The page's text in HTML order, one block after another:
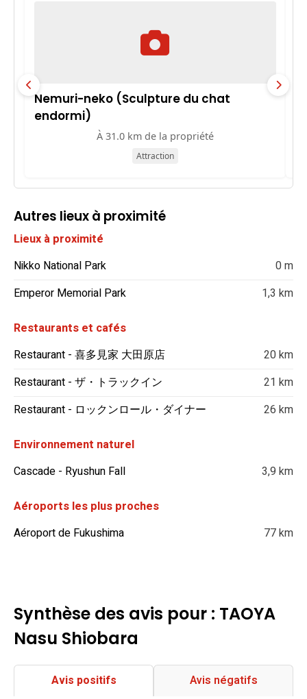
Nemuri-neko (Sculpture du chat
endormi)
À 31.0 km de la propriété
Attraction
Autres lieux à proximité
Lieux à proximité
Nikko National Park
0 m
Emperor Memorial Park
1,3 km
Restaurants et cafés
Restaurant - 喜多見家 大田原店
20 km
Restaurant - ザ・トラックイン
21 km
Restaurant - ロックンロール・ダイナー
26 km
Environnement naturel
Cascade - Ryushun Fall
3,9 km
Aéroports les plus proches
Aéroport de Fukushima
77 km
Synthèse des avis pour : TAOYA
Nasu Shiobara
Avis positifs Avis négatifs